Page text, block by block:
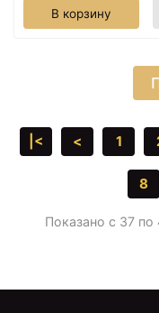
В корзину
|< < 1
8
Показано с 37